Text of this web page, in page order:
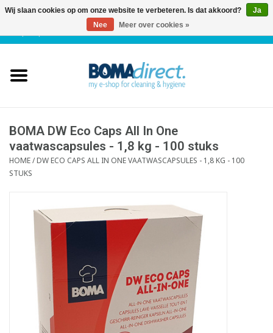
Klantenservice
Blog
BOMA DW Eco Caps All In One
vaatwascapsules - 1,8 kg - 100 stuks
HOME/DW ECO CAPS ALL IN ONE VAATWASCAPSULES - 1,8 KG - 100
STUKS
Wij slaan cookies op om onze website te verbeteren. Is dat akkoord?
Ja
Nee
Meer over cookies »